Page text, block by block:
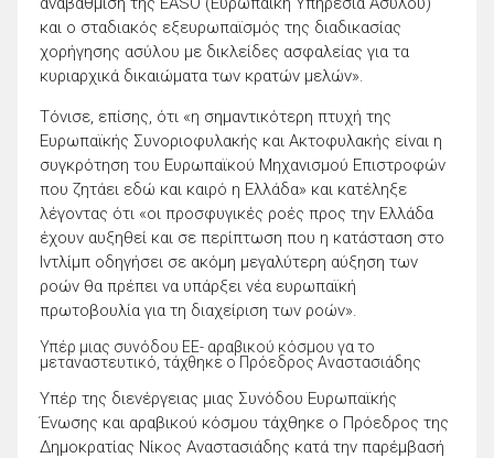
και ο σταδιακός εξευρωπαϊσμός της διαδικασίας
χορήγησης ασύλου με δικλείδες ασφαλείας για τα
κυριαρχικά δικαιώματα των κρατών μελών».
Τόνισε, επίσης, ότι «η σημαντικότερη πτυχή της
Ευρωπαϊκής Συνοριοφυλακής και Ακτοφυλακής είναι η
συγκρότηση του Ευρωπαϊκού Μηχανισμού Επιστροφών
που ζητάει εδώ και καιρό η Ελλάδα» και κατέληξε
λέγοντας ότι «οι προσφυγικές ροές προς την Ελλάδα
έχουν αυξηθεί και σε περίπτωση που η κατάσταση στο
Ιντλίμπ οδηγήσει σε ακόμη μεγαλύτερη αύξηση των
ροών θα πρέπει να υπάρξει νέα ευρωπαϊκή
πρωτοβουλία για τη διαχείριση των ροών».
Υπέρ μιας συνόδου ΕΕ- αραβικού κόσμου γα το
μεταναστευτικό, τάχθηκε ο Πρόεδρος Αναστασιάδης
Yπέρ της διενέργειας μιας Συνόδου Ευρωπαϊκής
Ένωσης και αραβικού κόσμου τάχθηκε ο Πρόεδρος της
Δημοκρατίας Νίκος Αναστασιάδης κατά την παρέμβασή